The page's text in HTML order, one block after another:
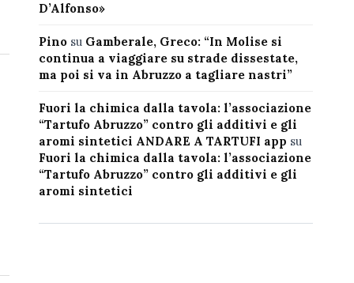
D’Alfonso»
Pinosu Gamberale, Greco: “In Molise si
continua a viaggiare su strade dissestate,
ma poi si va in Abruzzo a tagliare nastri”
Fuori la chimica dalla tavola: l’associazione
“Tartufo Abruzzo” contro gli additivi e gli
aromi sintetici ANDARE A TARTUFI app su
Fuori la chimica dalla tavola: l’associazione
“Tartufo Abruzzo” contro gli additivi e gli
aromi sintetici